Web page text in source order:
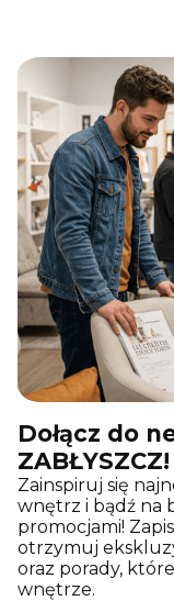
Dołącz do
ZABŁYSZCZ!
Zainspiruj się
wnętrz i bądź na
promocjami!
otrzymuj
oraz porady,
wnętrze.